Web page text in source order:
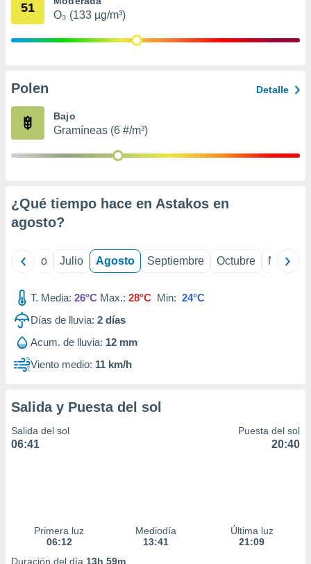
publicidad
de
1199
51
O₃ (133 µg/m³)
Polen Detalle
Bajo
Gramíneas (6 #/m³)
¿Qué tiempo hace en Astakos en
agosto?
Junio Julio Agosto Septiembre Octubre
T. Media: 26°C Max.: 28°C Min: 24°C
Días de lluvia: 2 días
Acum. de lluvia: 12 mm
Viento medio: 11 km/h
Salida y Puesta del sol
Salida del sol
06:41
Puesta del sol
20:40
Primera luz
06:12
Mediodía
13:41
Última luz
21:09
Duración del día 13h 59m